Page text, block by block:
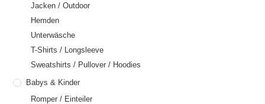
Jacken / Outdoor
Hemden
Unterwäsche
T-Shirts / Longsleeve
Sweatshirts / Pullover / Hoodies
Babys & Kinder
Romper / Einteiler